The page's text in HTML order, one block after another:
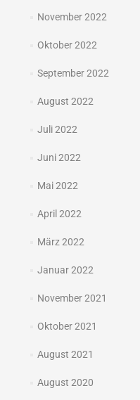
November 2022
Oktober 2022
September 2022
August 2022
Juli 2022
Juni 2022
Mai 2022
April 2022
März 2022
Januar 2022
November 2021
Oktober 2021
August 2021
August 2020